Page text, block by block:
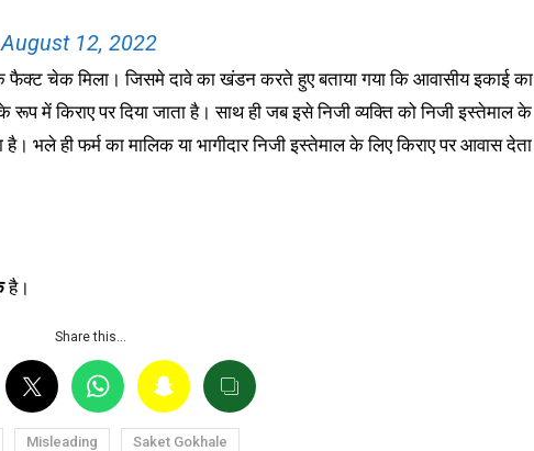
August 12, 2022
फैक्ट चेक मिला। जिसमे दावे का खंडन करते हुए बताया गया कि आवासीय इकाई का
रूप में किराए पर दिया जाता है। साथ ही जब इसे निजी व्यक्ति को निजी इस्तेमाल के
है। भले ही फर्म का मालिक या भागीदार निजी इस्तेमाल के लिए किराए पर आवास देता
है।
Share this…
Misleading Saket Gokhale